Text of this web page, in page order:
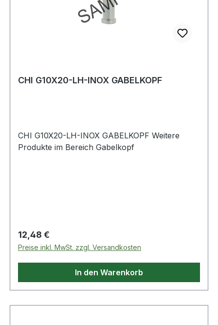
CHI G10X20-LH-INOX GABELKOPF
CHI G10X20-LH-INOX GABELKOPF Weitere
Produkte im Bereich Gabelkopf
Regulärer Preis:
12,48 €
Preise inkl. MwSt. zzgl. Versandkosten
In den Warenkorb